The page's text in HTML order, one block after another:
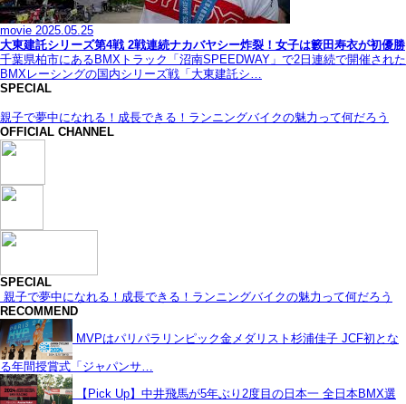
movie 2025.05.25
大東建託シリーズ第4戦 2戦連続ナカバヤシー炸裂！女子は籔田寿衣が初優勝
千葉県柏市にあるBMXトラック「沼南SPEEDWAY」で2日連続で開催された
BMXレーシングの国内シリーズ戦「大東建託シ…
SPECIAL
親子で夢中になれる！成長できる！ランニングバイクの魅力って何だろう
OFFICIAL CHANNEL
SPECIAL
親子で夢中になれる！成長できる！ランニングバイクの魅力って何だろう
RECOMMEND
MVPはパリパラリンピック金メダリスト杉浦佳子 JCF初とな
る年間授賞式「ジャパンサ…
【Pick Up】中井飛馬が5年ぶり2度目の日本一 全日本BMX選